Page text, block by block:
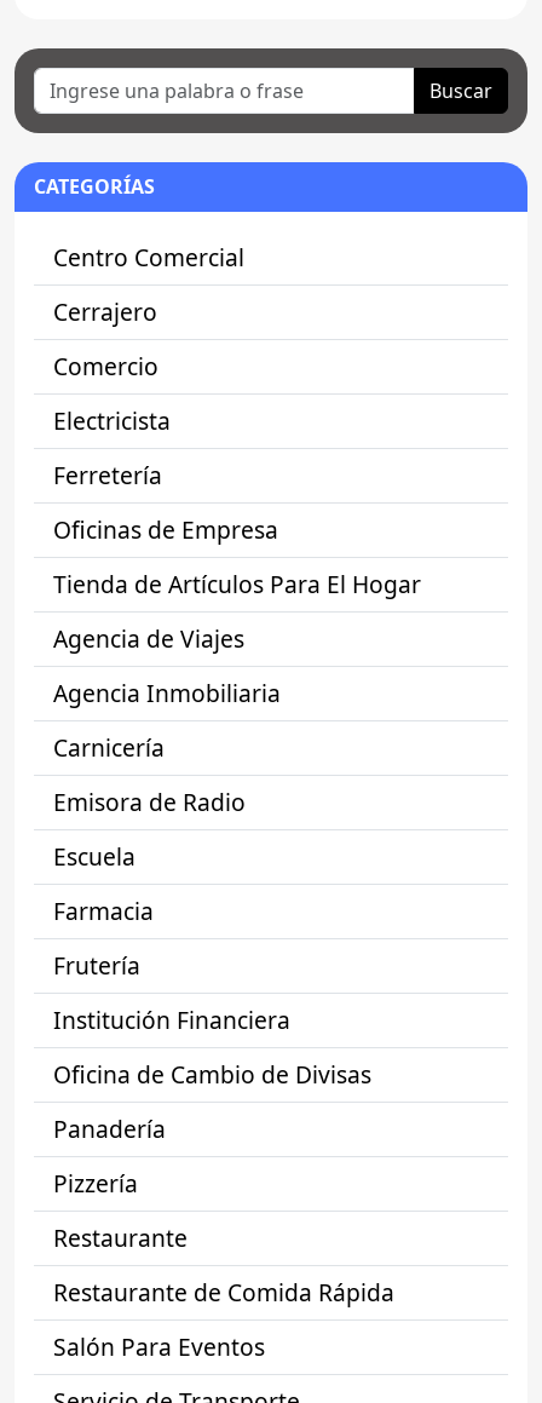
Buscar
CATEGORÍAS
Centro Comercial
Cerrajero
Comercio
Electricista
Ferretería
Oficinas de Empresa
Tienda de Artículos Para El Hogar
Agencia de Viajes
Agencia Inmobiliaria
Carnicería
Emisora de Radio
Escuela
Farmacia
Frutería
Institución Financiera
Oficina de Cambio de Divisas
Panadería
Pizzería
Restaurante
Restaurante de Comida Rápida
Salón Para Eventos